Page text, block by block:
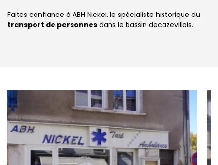
Faites confiance à ABH Nickel, le spécialiste historique du
transport de personnes dans le bassin decazevillois.